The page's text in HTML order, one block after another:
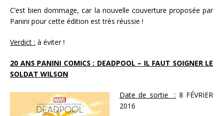
C’est bien dommage, car la nouvelle couverture proposée par
Panini pour cette édition est très réussie !
Verdict : à éviter !
20 ANS PANINI COMICS : DEADPOOL – IL FAUT SOIGNER LE
SOLDAT WILSON
Date de sortie : 8 FÉVRIER
2016